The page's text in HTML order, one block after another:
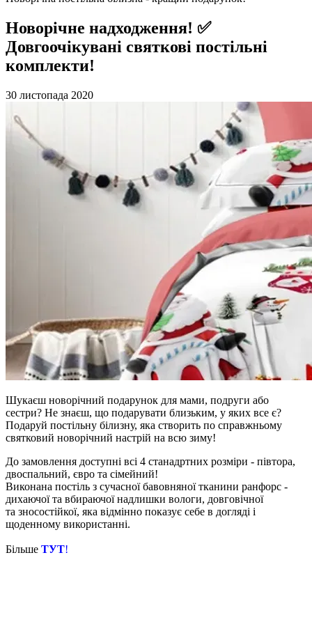
Новорічне надходження! ✅
Довгоочікувані святкові постільні
комплекти!
30 листопада 2020
Шукаєш новорічний подарунок для мами, подруги або
сестри? Не знаєш, що подарувати близьким, у яких все є?
Подаруй постільну білизну, яка створить по справжньому
святковий новорічний настрій на всю зиму!
До замовлення доступні всі 4 станадртних розміри - півтора,
двоспальний, євро та сімейний!
Виконана постіль з сучасної бавовняної тканини ранфорс -
дихаючої та вбираючої надлишки вологи, довговічної
та зносостійкої, яка відмінно показує себе в догляді і
щоденному використанні.
Більше ТУТ!